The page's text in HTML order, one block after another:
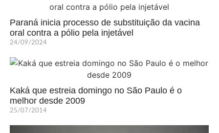
Paraná inicia processo de substituição da vacina
oral contra a pólio pela injetável
24/09/2024
Kaká que estreia domingo no São Paulo é o
melhor desde 2009
25/07/2014